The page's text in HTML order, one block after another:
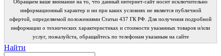
Обращаем ваше внимание на то, что данный интернет-сайт носит исключительно
информационный характер и ни при каких условиях не является публичной
офертой, определяемой положениями Статьи 437 ГК РФ. Для получения подробной
информации о технических характеристиках и стоимости указанных товаров и/или
услуг, пожалуйста, обращайтесь по телефонам указаным на сайте
Найти